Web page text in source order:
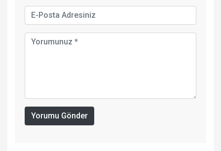
Yorumu Gönder